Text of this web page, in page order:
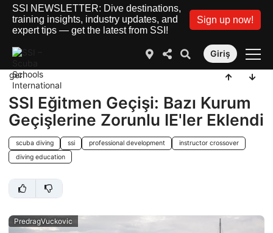
SSI NEWSLETTER: Dive destinations,
training insights, industry updates, and
expert tips — get the latest from SSI!
Sign up now!
Giriş
geri
SSI Eğitmen Geçişi: Bazı Kurum
Geçişlerine Zorunlu IE'ler Eklendi
scuba diving ssi professional development
instructor crossover
diving education
PredragVuckovic